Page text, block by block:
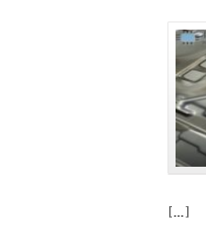
[…]